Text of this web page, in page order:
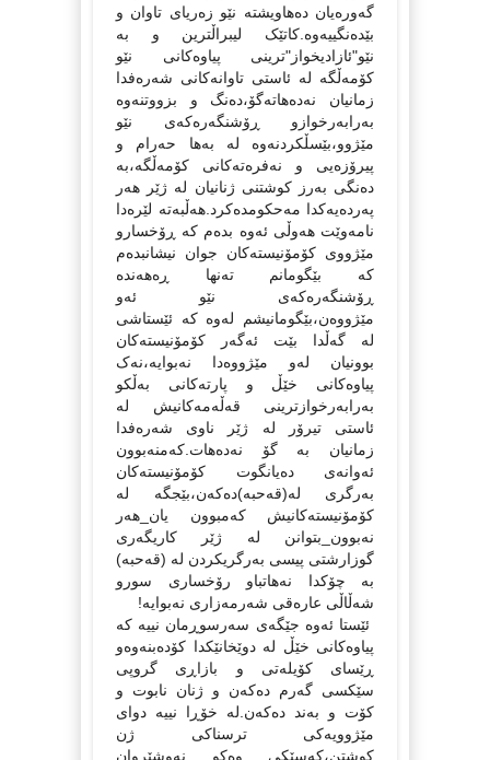
گه‌وره‌یان ده‌هاویشته‌ نێو زه‌ریای تاوان و
بێده‌نگییه‌وه‌.کاتێک لیبراڵترین و به‌
نێو"ئازادیخواز"ترینی پیاوه‌کانی نێو
کۆمه‌ڵگه‌ له‌ ئاستی تاوانه‌کانی شه‌ره‌فدا
زمانیان نه‌ده‌هاته‌گۆ،ده‌نگ و بزووتنه‌وه‌
به‌رابه‌رخوازو ڕۆشنگه‌ره‌که‌ی نێو
مێژوو،بێسڵکردنه‌وه‌ له‌ به‌ها حه‌رام و
پیرۆزه‌یی و نه‌فره‌ته‌کانی کۆمه‌ڵگه‌،به‌
ده‌نگی به‌رز کوشتنی ژنانیان له‌ ژێر هه‌ر
په‌رده‌یه‌کدا مه‌حکومده‌کرد.هه‌ڵبه‌ته‌ لێره‌دا
نامه‌وێت هه‌وڵی ئه‌وه‌ بده‌م که‌ ڕۆخسارو
مێژووی کۆمۆنیسته‌کان جوان نیشانبده‌م
که‌ بێگومانم ته‌نها ڕه‌هه‌نده‌
ڕۆشنگه‌ره‌که‌ی نێو ئه‌و
مێژووه‌ن،بێگومانیشم له‌وه‌ که‌ ئێستاشی
له‌ گه‌ڵدا بێت ئه‌گه‌ر کۆمۆنیسته‌کان
بوونیان له‌و مێژووه‌دا نه‌بوایه‌،نه‌ک
پیاوه‌کانی خێڵ و پارته‌کانی به‌ڵکو
به‌رابه‌رخوازترینی قه‌ڵه‌مه‌کانیش له‌
ئاستی تیرۆر له‌ ژێر ناوی شه‌ره‌فدا
زمانیان به‌ گۆ نه‌ده‌هات.که‌منه‌بوون
ئه‌وانه‌ی ده‌یانگوت کۆمۆنیسته‌کان
به‌رگری له‌(قه‌حبه‌)ده‌که‌ن،بێجگه‌ له‌
کۆمۆنیسته‌کانیش که‌مبوون یان_هه‌ر
نه‌بوون_بتوانن له‌ ژێر کاریگه‌ری
گوزارشتی پیسی به‌رگریکردن له‌ (قه‌حبه)‌‌
به‌ چۆکدا نه‌هاتباو رۆخساری سورو
شه‌ڵاڵی عاره‌قی شه‌رمه‌زاری نه‌بوایه‌!
ئێستا ئه‌وه‌ جێگه‌ی سه‌رسوڕمان نییه‌ که‌
پیاوه‌کانی خێڵ له‌ دوێخانێکدا کۆده‌بنه‌وه‌و
ڕێسای کۆیله‌تی و بازاڕی گروپی
سێکسی گه‌رم ده‌که‌ن و ژنان نابوت و
کۆت و به‌ند ده‌که‌ن.له‌ خۆڕا نییه‌ دوای
مێژوویه‌کی ترسناکی ژن
کوشتن،که‌سێکی وه‌کو نه‌وشێروان